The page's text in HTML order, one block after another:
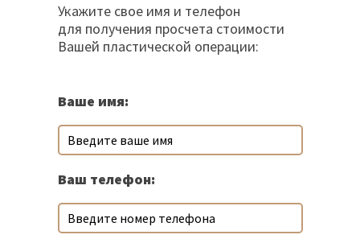
Укажите свое имя и телефон
для получения просчета стоимости
Вашей пластической операции:
Ваше имя:
Ваш телефон: